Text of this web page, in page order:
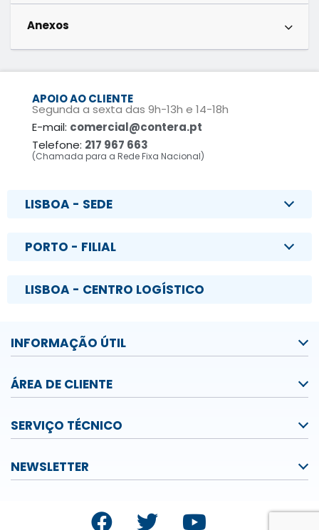
Anexos
APOIO AO CLIENTE
Segunda a sexta das 9h-13h e 14-18h
E-mail: comercial@contera.pt
Telefone: 217 967 663
(Chamada para a Rede Fixa Nacional)
LISBOA - SEDE
PORTO - FILIAL
LISBOA - CENTRO LOGÍSTICO
INFORMAÇÃO ÚTIL
ÁREA DE CLIENTE
SERVIÇO TÉCNICO
NEWSLETTER